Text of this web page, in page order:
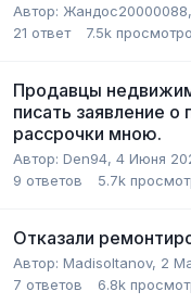
Автор: Жандос20000088,
21 ответ 7.5k
Продавцы
писать заявление
рассрочки мною.
Автор: Den94, 4 Июня
9 ответов 5.7k
Отказали
Автор: Madisoltanov, 2
7 ответов 6.8k